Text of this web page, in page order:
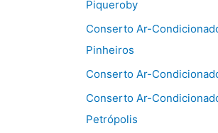
Piqueroby
Conserto Ar-
Pinheiros
Conserto Ar-
Conserto Ar-
Petrópolis